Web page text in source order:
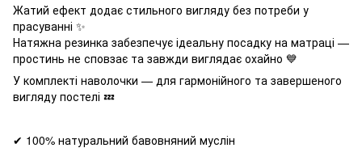
Жатий ефект додає стильного вигляду без потреби у
прасуванні ✨
Натяжна резинка забезпечує ідеальну посадку на матраці —
простинь не сповзає та завжди виглядає охайно 💙
У комплекті наволочки — для гармонійного та завершеного
вигляду постелі 💤
✔ 100% натуральний бавовняний муслін